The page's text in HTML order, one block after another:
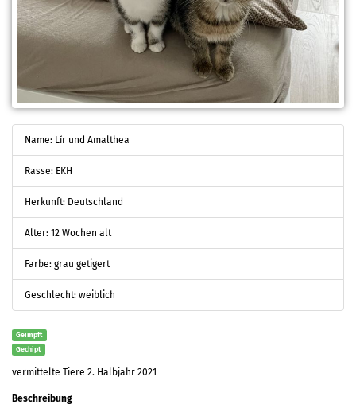
Name: Lír und Amalthea
Rasse: EKH
Herkunft: Deutschland
Alter: 12 Wochen alt
Farbe: grau getigert
Geschlecht: weiblich
Geimpft
Gechipt
vermittelte Tiere 2. Halbjahr 2021
Beschreibung